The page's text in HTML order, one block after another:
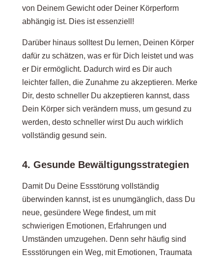
von Deinem Gewicht oder Deiner Körperform
abhängig ist. Dies ist essenziell!
Darüber hinaus solltest Du lernen, Deinen Körper
dafür zu schätzen, was er für Dich leistet und was
er Dir ermöglicht. Dadurch wird es Dir auch
leichter fallen, die Zunahme zu akzeptieren. Merke
Dir, desto schneller Du akzeptieren kannst, dass
Dein Körper sich verändern muss, um gesund zu
werden, desto schneller wirst Du auch wirklich
vollständig gesund sein.
4. Gesunde Bewältigungsstrategien
Damit Du Deine Essstörung vollständig
überwinden kannst, ist es unumgänglich, dass Du
neue, gesündere Wege findest, um mit
schwierigen Emotionen, Erfahrungen und
Umständen umzugehen. Denn sehr häufig sind
Essstörungen ein Weg, mit Emotionen, Traumata